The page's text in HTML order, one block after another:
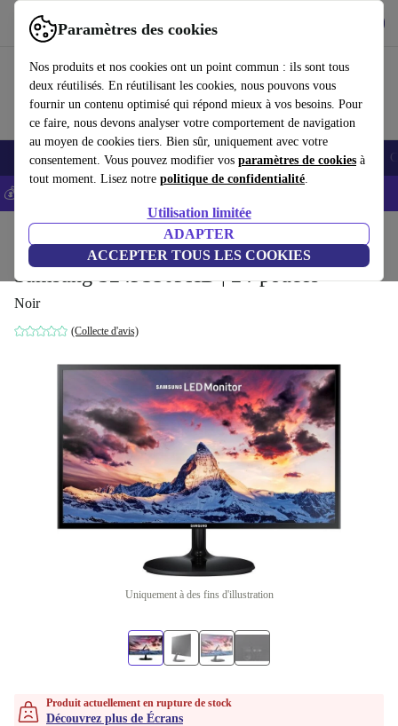
Paramètres des cookies
Nos produits et nos cookies ont un point commun : ils sont tous
deux réutilisés. En réutilisant les cookies, nous pouvons vous
fournir un contenu optimisé qui répond mieux à vos besoins. Pour
ce faire, nous devons analyser votre comportement de navigation
au moyen de cookies tiers. Bien sûr, uniquement avec votre
consentement. Vous pouvez modifier vos paramètres de cookies à
tout moment. Lisez notre politique de confidentialité.
Utilisation limitée
ADAPTER
ACCEPTER TOUS LES COOKIES
Utilisez refurbed rapidement et facilement
Smartphones Laptops Tablettes Montres connectées Accessoires
💰-5% EXTRA sur les iPhones – Code: IPHONEDEAL -
Samsung S24F350FHD | 24-pouces
Noir
(Collecte d'avis)
Uniquement à des fins d'illustration
Produit actuellement en rupture de stock
Découvrez plus de Écrans